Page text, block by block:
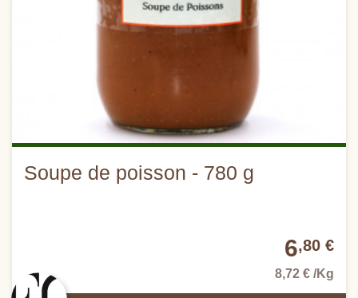
Soupe de poisson - 780 g
6,80 €
8,72 € /Kg